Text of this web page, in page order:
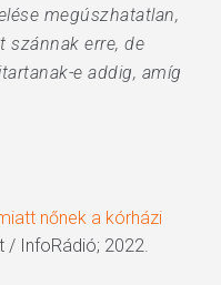
megúszhatatlan,
szánnak erre, de
e addig, amíg
nőnek a kórházi
/ InfoRádió; 2022.